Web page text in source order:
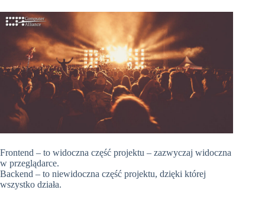
Frontend – to widoczna część projektu – zazwyczaj widoczna
w przeglądarce.
Backend – to niewidoczna część projektu, dzięki której
wszystko działa.